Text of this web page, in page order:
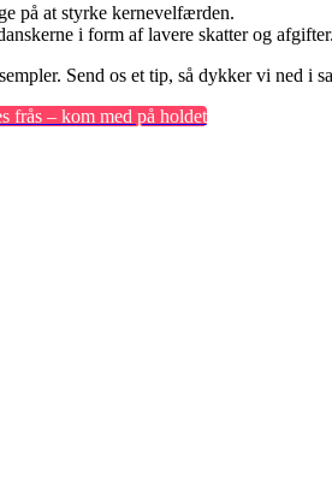
på at styrke kernevelfærden.
i form af lavere skatter og afgifter.
Send os et tip, så dykker vi ned i
frås – kom med på holdet